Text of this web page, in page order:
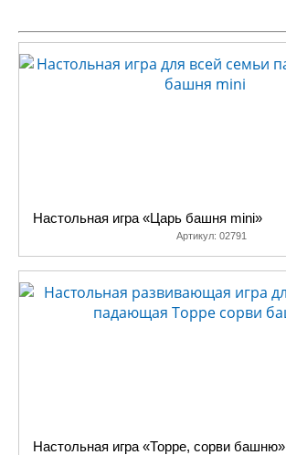
Настольная игра «Царь башня mini»
Артикул: 02791
Настольная игра «Торре, сорви башню»